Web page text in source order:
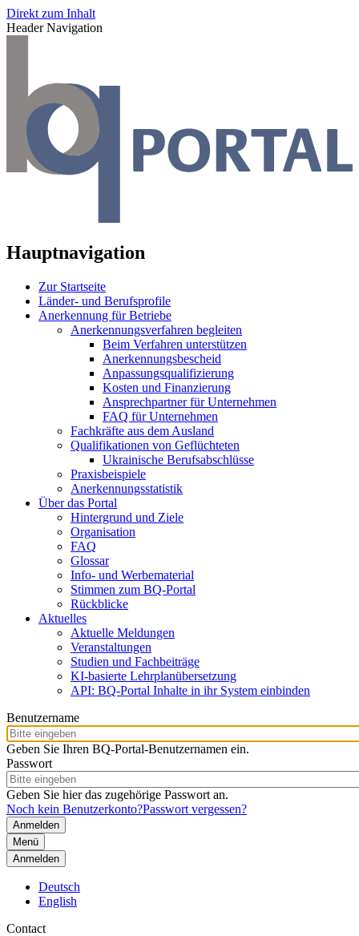
Direkt zum Inhalt
Header Navigation
Hauptnavigation
Zur Startseite
Länder- und Berufsprofile
Anerkennung für Betriebe
Anerkennungsverfahren begleiten
Beim Verfahren unterstützen
Anerkennungsbescheid
Anpassungsqualifizierung
Kosten und Finanzierung
Ansprechpartner für Unternehmen
FAQ für Unternehmen
Fachkräfte aus dem Ausland
Qualifikationen von Geflüchteten
Ukrainische Berufsabschlüsse
Praxisbeispiele
Anerkennungsstatistik
Über das Portal
Hintergrund und Ziele
Organisation
FAQ
Glossar
Info- und Werbematerial
Stimmen zum BQ-Portal
Rückblicke
Aktuelles
Aktuelle Meldungen
Veranstaltungen
Studien und Fachbeiträge
KI-basierte Lehrplanübersetzung
API: BQ-Portal Inhalte in ihr System einbinden
Benutzername
Geben Sie Ihren BQ-Portal-Benutzernamen ein.
Passwort
Geben Sie hier das zugehörige Passwort an.
Noch kein Benutzerkonto?Passwort vergessen?
Menü
Anmelden
Deutsch
English
Contact